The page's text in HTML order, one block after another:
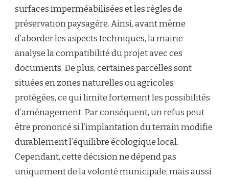
surfaces imperméabilisées et les règles de
préservation paysagère. Ainsi, avant même
d’aborder les aspects techniques, la mairie
analyse la compatibilité du projet avec ces
documents. De plus, certaines parcelles sont
situées en zones naturelles ou agricoles
protégées, ce qui limite fortement les possibilités
d’aménagement. Par conséquent, un refus peut
être prononcé si l’implantation du terrain modifie
durablement l’équilibre écologique local.
Cependant, cette décision ne dépend pas
uniquement de la volonté municipale, mais aussi